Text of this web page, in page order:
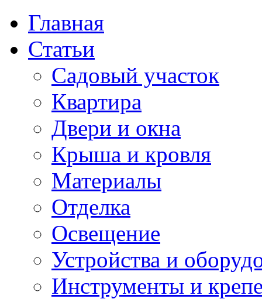
Главная
Статьи
Садовый участок
Квартира
Двери и окна
Крыша и кровля
Материалы
Отделка
Освещение
Устройства и
Инструменты и